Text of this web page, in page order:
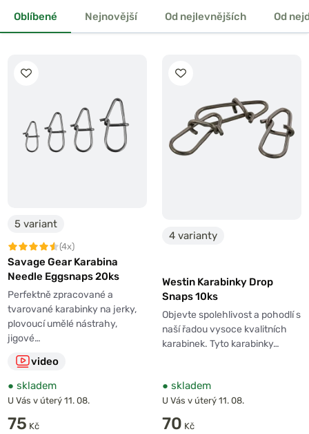
Oblíbené Nejnovější Od nejlevnějších Od
5 variant
(4x)
Savage Gear Karabina
Needle Eggsnaps 20ks
Perfektně zpracované a
tvarované karabinky na jerky,
plovoucí umělé nástrahy,
jigové…
video
● skladem
U Vás v úterý 11. 08.
75 Kč
4 varianty
Westin Karabinky Drop
Snaps 10ks
Objevte spolehlivost a pohodlí s
naší řadou vysoce kvalitních
karabinek. Tyto karabinky…
● skladem
U Vás v úterý 11. 08.
70 Kč